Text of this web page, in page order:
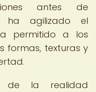
antes de
ha agilizado el
permitido a los
formas, texturas y
de la realidad